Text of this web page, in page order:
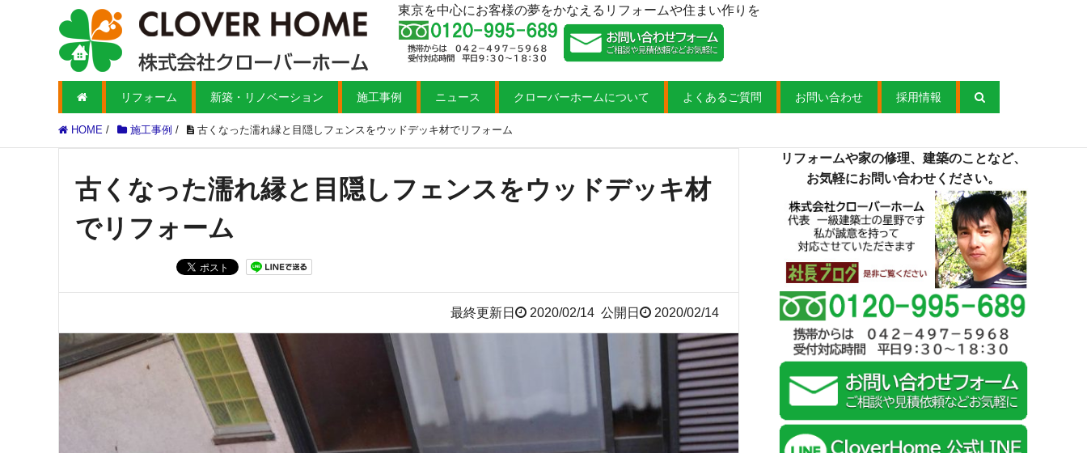
東京を中心にお客様の夢をかなえるリフォームや住まい作りを
リフォーム 新築・リノベーション 施工事例 ニュース クローバーホームについて よくあるご質問 お問い合わせ 採用情報
HOME / 施工事例 / 古くなった濡れ縁と目隠しフェンスをウッドデッキ材でリフォーム
古くなった濡れ縁と目隠しフェンスをウッドデッキ材
でリフォーム
最終更新日 2020/02/14 公開日 2020/02/14
リフォームや家の修理、建築のことなど、
お気軽にお問い合わせください。